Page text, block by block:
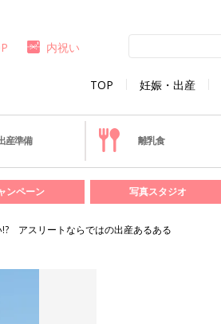
TOP 妊娠・出産
内祝い
産準備 離乳食
ンペーン 写真スタジオ
アスリートならではの出産あるある